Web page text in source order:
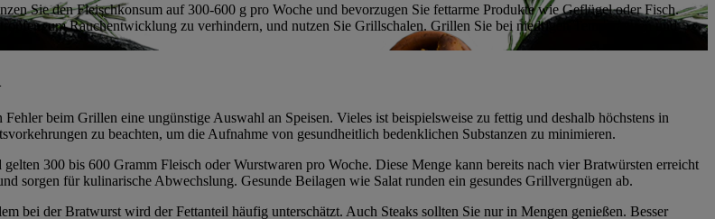
Sie den Fleischkonsum auf 300-600 g pro Woche und bevorzugen Sie fettarme Produkte wie Geflügel oder Fisch.
um Rauchentwicklung zu verhindern, und nutzen Sie Grillschalen. Grillen Sie bei niedrigen Temperaturen und
beim Grillen eine ungünstige Auswahl an Speisen. Vieles ist beispielsweise zu fettig und deshalb höchstens in
zu beachten, um die Aufnahme von gesundheitlich bedenklichen Substanzen zu minimieren.
300 bis 600 Gramm Fleisch oder Wurstwaren pro Woche. Diese Menge kann bereits nach vier Bratwürsten erreicht
sorgen für kulinarische Abwechslung. Gesunde Beilagen wie Salat runden ein gesundes Grillvergnügen ab.
bei der Bratwurst wird der Fettanteil häufig unterschätzt. Auch Steaks sollten Sie nur in Mengen genießen. Besser